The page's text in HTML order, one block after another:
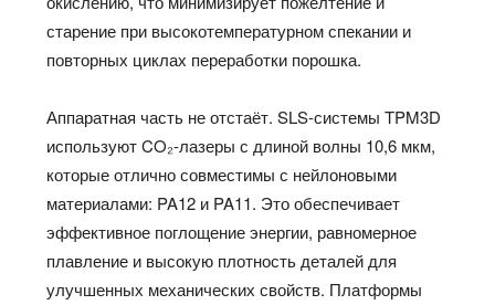
старение при высокотемпературном спекании и
повторных циклах переработки порошка.
Аппаратная часть не отстаёт. SLS-системы TPM3D
используют CO₂-лазеры с длиной волны 10,6 мкм,
которые отлично совместимы с нейлоновыми
материалами: PA12 и PA11. Это обеспечивает
эффективное поглощение энергии, равномерное
плавление и высокую плотность деталей для
улучшенных механических свойств. Платформы